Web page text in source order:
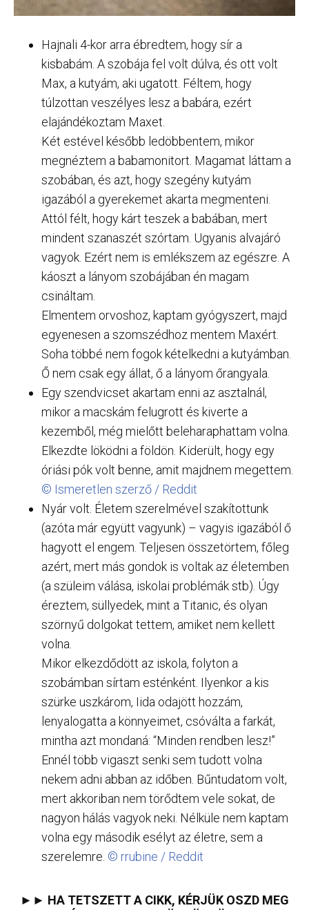
Hajnali 4-kor arra ébredtem, hogy sír a
kisbabám. A szobája fel volt dúlva, és ott volt
Max, a kutyám, aki ugatott. Féltem, hogy
túlzottan veszélyes lesz a babára, ezért
elajándékoztam Maxet.
Két estével később ledöbbentem, mikor
megnéztem a babamonitort. Magamat láttam a
szobában, és azt, hogy szegény kutyám
igazából a gyerekemet akarta megmenteni.
Attól félt, hogy kárt teszek a babában, mert
mindent szanaszét szórtam. Ugyanis alvajáró
vagyok. Ezért nem is emlékszem az egészre. A
káoszt a lányom szobájában én magam
csináltam.
Elmentem orvoshoz, kaptam gyógyszert, majd
egyenesen a szomszédhoz mentem Maxért.
Soha többé nem fogok kételkedni a kutyámban.
Ő nem csak egy állat, ő a lányom őrangyala.
Egy szendvicset akartam enni az asztalnál,
mikor a macskám felugrott és kiverte a
kezemből, még mielőtt beleharaphattam volna.
Elkezdte löködni a földön. Kiderült, hogy egy
óriási pók volt benne, amit majdnem megettem.
© Ismeretlen szerző / Reddit
Nyár volt. Életem szerelmével szakítottunk
(azóta már együtt vagyunk) – vagyis igazából ő
hagyott el engem. Teljesen összetörtem, főleg
azért, mert más gondok is voltak az életemben
(a szüleim válása, iskolai problémák stb). Úgy
éreztem, süllyedek, mint a Titanic, és olyan
szörnyű dolgokat tettem, amiket nem kellett
volna.
Mikor elkezdődött az iskola, folyton a
szobámban sírtam esténként. Ilyenkor a kis
szürke uszkárom, Iida odajött hozzám,
lenyalogatta a könnyeimet, csóválta a farkát,
mintha azt mondaná: “Minden rendben lesz!”
Ennél több vigaszt senki sem tudott volna
nekem adni abban az időben. Bűntudatom volt,
mert akkoriban nem törődtem vele sokat, de
nagyon hálás vagyok neki. Nélküle nem kaptam
volna egy második esélyt az életre, sem a
szerelemre. © rrubine / Reddit
►► HA TETSZETT A CIKK, KÉRJÜK OSZD MEG